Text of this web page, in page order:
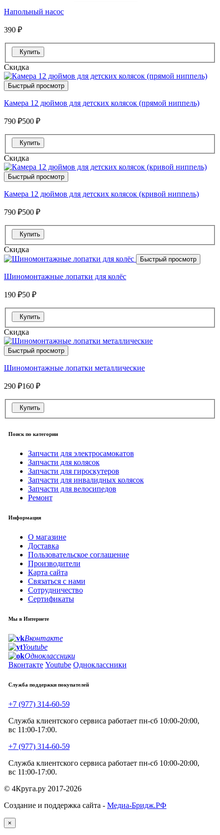
Напольный насос
390 ₽
Купить
Скидка
Быстрый просмотр
Камера 12 дюймов для детских колясок (прямой ниппель)
790 ₽500 ₽
Купить
Скидка
Быстрый просмотр
Камера 12 дюймов для детских колясок (кривой ниппель)
790 ₽500 ₽
Купить
Скидка
Быстрый просмотр
Шиномонтажные лопатки для колёс
190 ₽50 ₽
Купить
Скидка
Быстрый просмотр
Шиномонтажные лопатки металлические
290 ₽160 ₽
Купить
Поиск по категории
Запчасти для электросамокатов
Запчасти для колясок
Запчасти для гироскутеров
Запчасти для инвалидных колясок
Запчасти для велосипедов
Ремонт
Информация
О магазине
Доставка
Пользовательское соглашение
Производители
Карта сайта
Связаться с нами
Сотрудничество
Сертификаты
Мы в Интернете
Вконтакте
Youtube
Одноклассники
Вконтакте Youtube Одноклассники
Служба поддержки покупателей
+7 (977) 314-60-59
Служба клиентского сервиса работает пн-сб 10:00-20:00,
вс 11:00-17:00.
+7 (977) 314-60-59
Служба клиентского сервиса работает пн-сб 10:00-20:00,
вс 11:00-17:00.
© 4Круга.ру 2017-2026
Создание и поддержка сайта - Медиа-Бридж.РФ
×